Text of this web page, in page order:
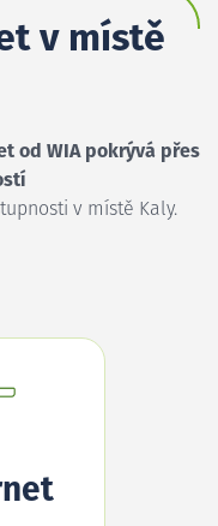
v místě
od WIA pokrývá přes
v místě Kaly.